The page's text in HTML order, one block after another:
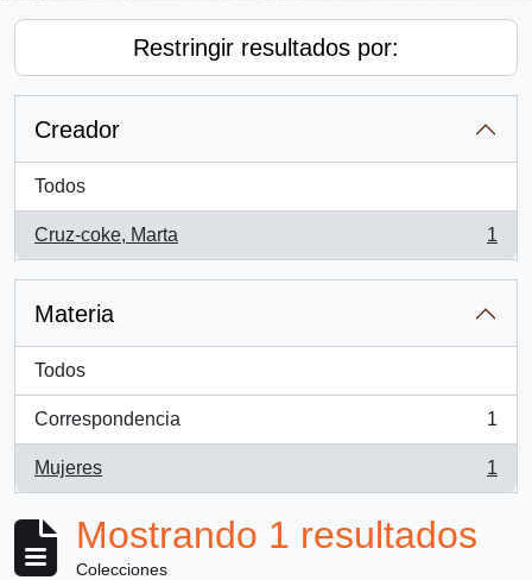
Restringir resultados por:
Creador
Todos
Cruz-coke, Marta
, 1 resultados
1
Materia
Todos
Correspondencia
, 1 resultados
1
Mujeres
, 1 resultados
1
Mostrando 1 resultados
Colecciones